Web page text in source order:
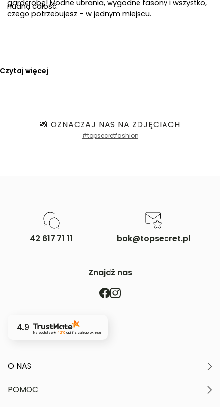
nudną całość.
garderobę! Modne ubrania, wygodne fasony i wszystko,
czego potrzebujesz – w jednym miejscu.
Czytaj więcej
📸 OZNACZAJ NAS NA ZDJĘCIACH
#topsecretfashion
42 617 71 11 bok@topsecret.pl
Znajdź nas
4.9
Na podstawie 4210opinii z całego okresu
O NAS
Nasze wartości
POMOC